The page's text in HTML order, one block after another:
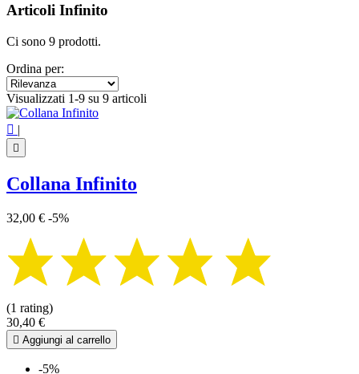
Cancella filtri
€
Visualizza i prodotti a
Articoli Infinito
Ci sono 9 prodotti.
Ordina per:
Visualizzati 1-9 su 9 articoli
 |

Collana Infinito
32,00 € -5%
(1 rating)
30,40 €
 Aggiungi al carrello
-5%